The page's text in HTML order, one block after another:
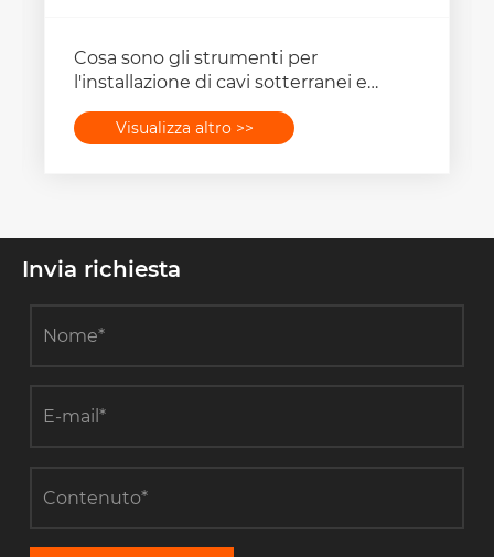
Cosa sono gli strumenti per
l'installazione di cavi sotterranei e
progetto?Visualizza altro >>
Invia richiesta